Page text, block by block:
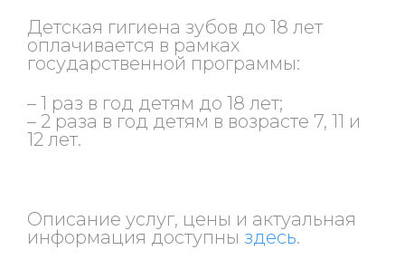
Детская гигиена зубов до 18 лет
оплачивается в рамках
государственной программы:
– 1 раз в год детям до 18 лет;
– 2 раза в год детям в возрасте 7, 11 и
12 лет.
Описание услуг, цены и актуальная
информация доступны здесь.